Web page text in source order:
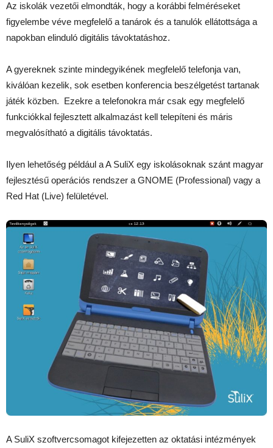
Az iskolák vezetői elmondták, hogy a korábbi felméréseket
figyelembe véve megfelelő a tanárok és a tanulók ellátottsága a
napokban elinduló digitális távoktatáshoz.
A gyereknek szinte mindegyikének megfelelő telefonja van,
kiválóan kezelik, sok esetben konferencia beszélgetést tartanak
játék közben. Ezekre a telefonokra már csak egy megfelelő
funkciókkal fejlesztett alkalmazást kell telepíteni és máris
megvalósítható a digitális távoktatás.
Ilyen lehetőség például a A SuliX egy iskolásoknak szánt magyar
fejlesztésű operációs rendszer a GNOME (Professional) vagy a
Red Hat (Live) felületével.
A SuliX szoftvercsomagot kifejezetten az oktatási intézmények